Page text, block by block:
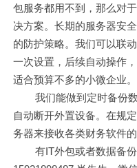
包服务都用不到，那么对
决方案。长期的服务器安
的防护策略。我们可以联
一次设置，后续自动操作
适合预算不多的小微企业。
我们能做到定时备份数
自动断开外置设备。在规
务器来接收各类财务软件的
有IT外包或者数据备份